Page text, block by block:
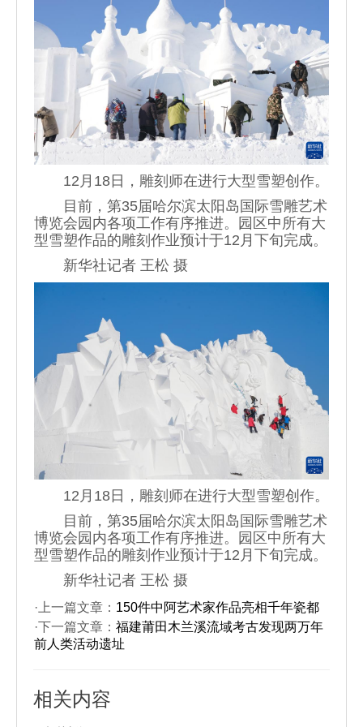
12月18日，雕刻师在进行大型雪塑创作。
目前，第35届哈尔滨太阳岛国际雪雕艺术
博览会园内各项工作有序推进。园区中所有大
型雪塑作品的雕刻作业预计于12月下旬完成。
新华社记者 王松 摄
12月18日，雕刻师在进行大型雪塑创作。
目前，第35届哈尔滨太阳岛国际雪雕艺术
博览会园内各项工作有序推进。园区中所有大
型雪塑作品的雕刻作业预计于12月下旬完成。
新华社记者 王松 摄
·上一篇文章： 150件中阿艺术家作品亮相千年瓷都
·下一篇文章： 福建莆田木兰溪流域考古发现两万年
前人类活动遗址
相关内容